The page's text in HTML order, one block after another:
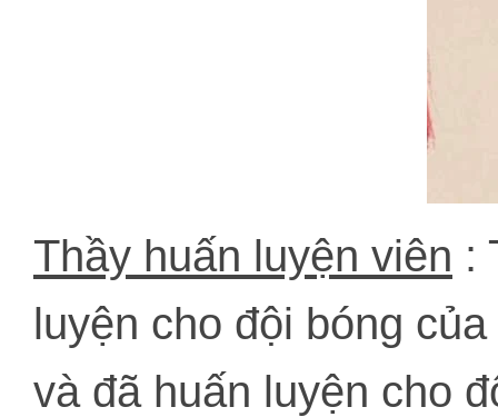
Thầy huấn luyện viên :
luyện cho đội bóng
và đã huấn luyện cho